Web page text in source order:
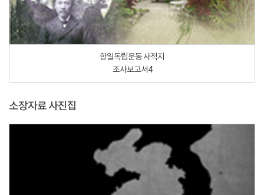
항일독립운동 사적지
조사보고서4
소장자료 사진집